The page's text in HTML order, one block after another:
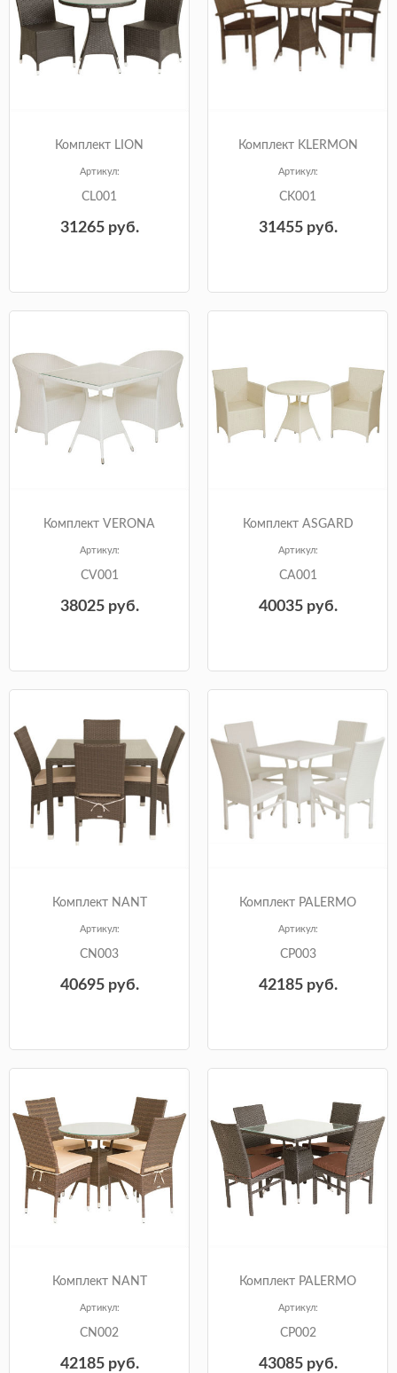
Комплект LION
Артикул:
CL001
31265руб.
Комплект KLERMON
Артикул:
CK001
31455руб.
Комплект VERONA
Артикул:
CV001
38025руб.
Комплект ASGARD
Артикул:
CA001
40035руб.
Комплект NANT
Артикул:
CN003
40695руб.
Комплект PALERMO
Артикул:
CP003
42185руб.
Комплект NANT
Артикул:
CN002
42185руб.
Комплект PALERMO
Артикул:
CP002
43085руб.